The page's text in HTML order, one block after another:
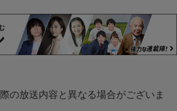
の放送内容と異なる場合がございま